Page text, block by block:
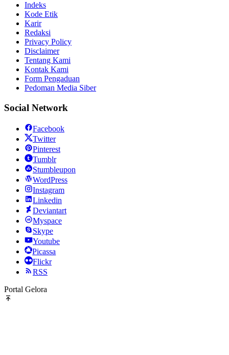
Indeks
Kode Etik
Karir
Redaksi
Privacy Policy
Disclaimer
Tentang Kami
Kontak Kami
Form Pengaduan
Pedoman Media Siber
Social Network
Facebook
Twitter
Pinterest
Tumblr
Stumbleupon
WordPress
Instagram
Linkedin
Deviantart
Myspace
Skype
Youtube
Picassa
Flickr
RSS
Portal Gelora